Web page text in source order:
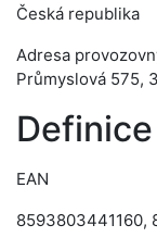
Česká republika
Adresa
Průmyslová 575,
EAN
8593803441160,